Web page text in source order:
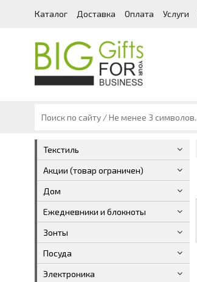
Каталог Доставка Оплата Услуги
Текстиль
Акции (товар ограничен)
Дом
Ежедневники и блокноты
Зонты
Посуда
Электроника